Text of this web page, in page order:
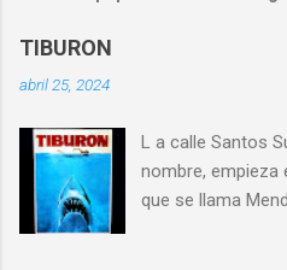
n
t
r
o
TIBURON
abril 25, 2024
L a calle Santos
nombre, empieza
que se llama
realmente nace